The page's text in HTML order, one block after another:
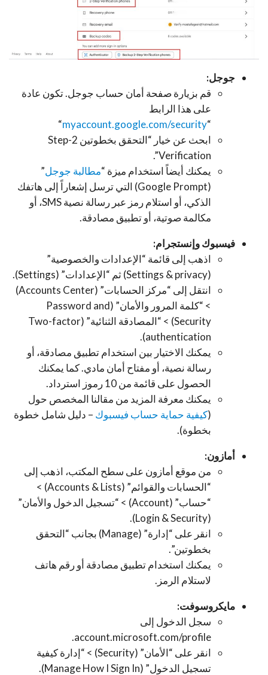
جوجل:
قم بزيارة صفحة أمان حساب جوجل. تكون عادة
على هذا الرابط
“
myaccount.google.com/security
“
ابحث عن خيار “التحقق بخطوتين 2-Step
Verification”.
يمكنك أيضاً استخدام ميزة “مطالبة جوجل”
(Google Prompt) التي ترسل إشعاراً إلى هاتفك
الذكي، أو استلام رمز عبر رسالة نصية SMS، أو
مكالمة صوتية، أو تطبيق مصادقة.
فيسبوك وإنستجرام:
اذهب إلى قائمة “الإعدادات والخصوصية”
(Settings & privacy) ثم “الإعدادات” (Settings).
انتقل إلى “مركز الحسابات” (Accounts Center)
> “كلمة المرور والأمان” (Password and
Security) > “المصادقة الثنائية” (Two-factor
authentication).
يمكنك الاختيار بين استخدام تطبيق مصادقة، أو
رسالة نصية، أو مفتاح أمان مادي. كما يمكنك
الحصول على قائمة من 10 رموز استرداد.
يمكنك معرفة المزيد من مقالنا المخصص حول
(كيفية حماية حساب فيسبوك – دليل شامل خطوة
بخطوة).
أمازون:
من موقع أمازون على سطح المكتب، اذهب إلى
“الحسابات والقوائم” (Accounts & Lists) >
“حساب” (Account) > “تسجيل الدخول والأمان”
(Login & Security).
انقر على “إدارة” (Manage) بجانب “التحقق
بخطوتين”.
يمكنك استخدام تطبيق مصادقة أو رقم هاتف
لاستلام الرمز.
مايكروسوفت:
سجل الدخول إلى
account.microsoft.com/profile
.
انقر على “الأمان” (Security) > “إدارة كيفية
تسجيل الدخول” (Manage How I Sign In).